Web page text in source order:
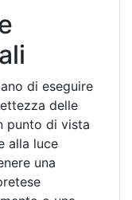
di eseguire
delle
punto di vista
alla luce
una